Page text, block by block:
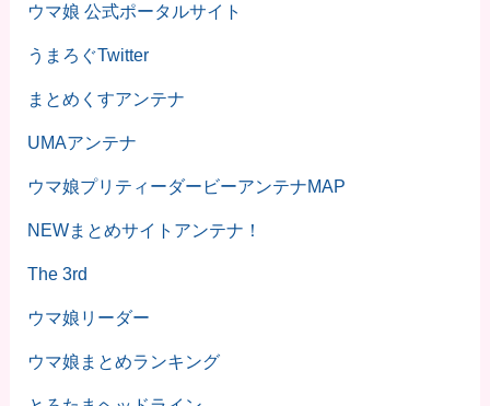
ウマ娘 公式ポータルサイト
うまろぐTwitter
まとめくすアンテナ
UMAアンテナ
ウマ娘プリティーダービーアンテナMAP
NEWまとめサイトアンテナ！
The 3rd
ウマ娘リーダー
ウマ娘まとめランキング